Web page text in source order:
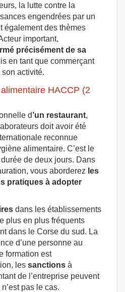
la lutte contre la
engendrées par un
également des thèmes
important,
précisément de sa
en tant que commerçant
activité.
HACCP (2
d’un restaurant,
doit avoir été
reconnue
alimentaire. C’est le
durée de deux jours. Dans
vous aborderez les
pratiques à adopter
dans les établissements
plus en plus fréquents
dans le Corse du sud. La
d’une personne au
formation est
les sanctions à
de l’entreprise peuvent
pas le cas.